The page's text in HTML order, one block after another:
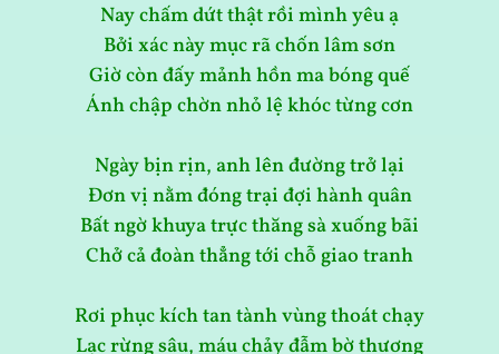
Nay chấm dứt thật rồi mình yêu ạ
Bởi xác này mục rã chốn lâm sơn
Giờ còn đấy mảnh hồn ma bóng quế
Ánh chập chờn nhỏ lệ khóc từng cơn
Ngày bịn rịn, anh lên đường trở lại
Đơn vị nằm đóng trại đợi hành quân
Bất ngờ khuya trực thăng sà xuống bãi
Chở cả đoàn thẳng tới chỗ giao tranh
Rơi phục kích tan tành vùng thoát chạy
Lạc rừng sâu, máu chảy đẫm bờ thương